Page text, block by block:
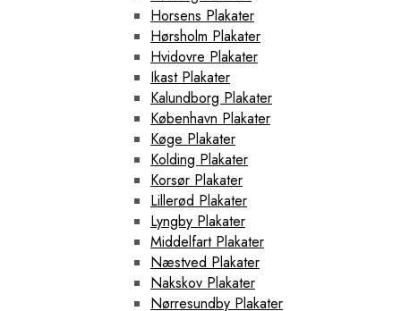
Horsens Plakater
Hørsholm Plakater
Hvidovre Plakater
Ikast Plakater
Kalundborg Plakater
København Plakater
Køge Plakater
Kolding Plakater
Korsør Plakater
Lillerød Plakater
Lyngby Plakater
Middelfart Plakater
Næstved Plakater
Nakskov Plakater
Nørresundby Plakater